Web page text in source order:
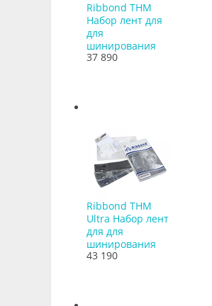
Ribbond THM
Набор лент для
для
шинирования
37 890
Ribbond THM
Ultra Набор лент
для для
шинирования
43 190